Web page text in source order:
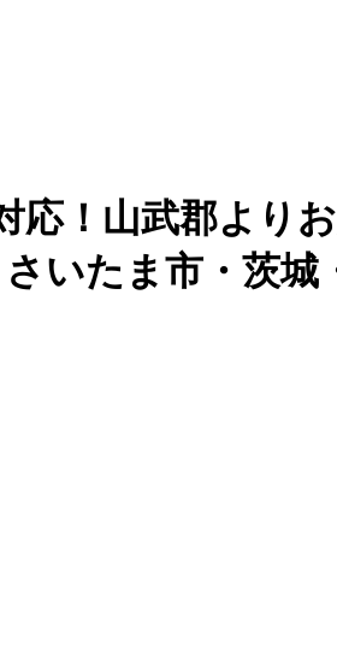
応！山武郡より
いたま市・茨城